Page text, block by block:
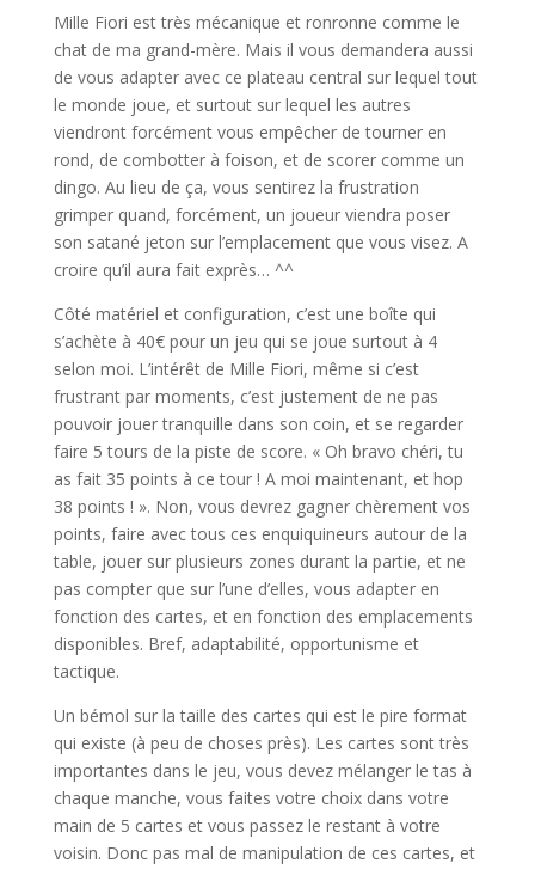
Mille Fiori est très mécanique et ronronne comme le
chat de ma grand-mère. Mais il vous demandera aussi
de vous adapter avec ce plateau central sur lequel tout
le monde joue, et surtout sur lequel les autres
viendront forcément vous empêcher de tourner en
rond, de combotter à foison, et de scorer comme un
dingo. Au lieu de ça, vous sentirez la frustration
grimper quand, forcément, un joueur viendra poser
son satané jeton sur l’emplacement que vous visez. A
croire qu’il aura fait exprès… ^^
Côté matériel et configuration, c’est une boîte qui
s’achète à 40€ pour un jeu qui se joue surtout à 4
selon moi. L’intérêt de Mille Fiori, même si c’est
frustrant par moments, c’est justement de ne pas
pouvoir jouer tranquille dans son coin, et se regarder
faire 5 tours de la piste de score. « Oh bravo chéri, tu
as fait 35 points à ce tour ! A moi maintenant, et hop
38 points ! ». Non, vous devrez gagner chèrement vos
points, faire avec tous ces enquiquineurs autour de la
table, jouer sur plusieurs zones durant la partie, et ne
pas compter que sur l’une d’elles, vous adapter en
fonction des cartes, et en fonction des emplacements
disponibles. Bref, adaptabilité, opportunisme et
tactique.
Un bémol sur la taille des cartes qui est le pire format
qui existe (à peu de choses près). Les cartes sont très
importantes dans le jeu, vous devez mélanger le tas à
chaque manche, vous faites votre choix dans votre
main de 5 cartes et vous passez le restant à votre
voisin. Donc pas mal de manipulation de ces cartes, et